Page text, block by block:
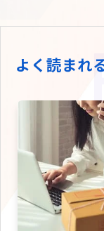
よく読まれ